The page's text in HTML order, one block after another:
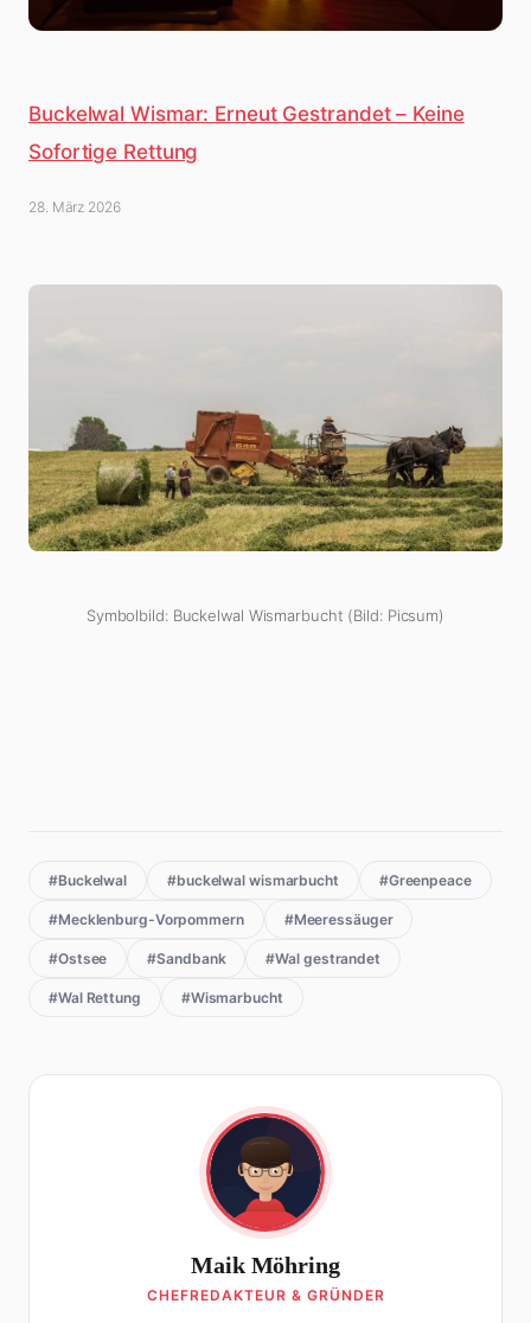
Buckelwal Wismar: Erneut Gestrandet – Keine
Sofortige Rettung
28. März 2026
Symbolbild: Buckelwal Wismarbucht (Bild: Picsum)
#Buckelwal #buckelwal wismarbucht #Greenpeace
#Mecklenburg-Vorpommern #Meeressäuger
#Ostsee #Sandbank #Wal gestrandet
#Wal Rettung #Wismarbucht
Maik Möhring
CHEFREDAKTEUR & GRÜNDER